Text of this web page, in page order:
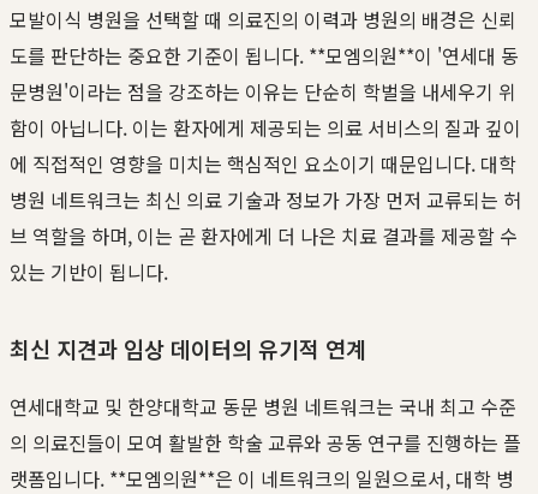
모발이식 병원을 선택할 때 의료진의 이력과 병원의 배경은 신뢰
도를 판단하는 중요한 기준이 됩니다. **모엠의원**이 '연세대 동
문병원'이라는 점을 강조하는 이유는 단순히 학벌을 내세우기 위
함이 아닙니다. 이는 환자에게 제공되는 의료 서비스의 질과 깊이
에 직접적인 영향을 미치는 핵심적인 요소이기 때문입니다. 대학
병원 네트워크는 최신 의료 기술과 정보가 가장 먼저 교류되는 허
브 역할을 하며, 이는 곧 환자에게 더 나은 치료 결과를 제공할 수
있는 기반이 됩니다.
최신 지견과 임상 데이터의 유기적 연계
연세대학교 및 한양대학교 동문 병원 네트워크는 국내 최고 수준
의 의료진들이 모여 활발한 학술 교류와 공동 연구를 진행하는 플
랫폼입니다. **모엠의원**은 이 네트워크의 일원으로서, 대학 병